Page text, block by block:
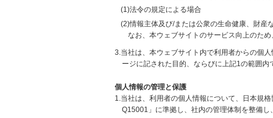
(1)法令の規定による場合
(2)情報主体及び/または公衆の生命健康、財産
なお、本ウェブサイトのサービス向上のた
3.当社は、本ウェブサイト内で利用者からの個
ージに記された目的、ならびに上記1の範囲内
個人情報の管理と保護
1.当社は、利用者の個人情報について、日本規
Q15001」に準拠し、社内の管理体制を整備し